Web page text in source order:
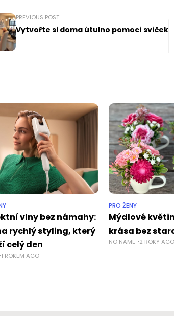
PREVIOUS POST
Vytvořte si doma útulno pomocí svíček
vlny bez námahy:
rychlý styling, který
celý den
1 ROKEM AGO
PRO ŽENY
Mýdlové
krása bez
NO NAME 2 ROKY AGO